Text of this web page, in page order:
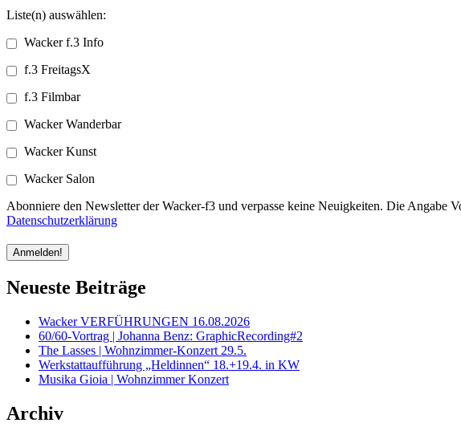
Liste(n) auswählen:
Wacker f.3 Info
f.3 FreitagsX
f.3 Filmbar
Wacker Wanderbar
Wacker Kunst
Wacker Salon
Abonniere den Newsletter der Wacker-f3 und verpasse keine Neuigkeiten. Die
Datenschutzerklärung
Neueste Beiträge
Wacker VERFÜHRUNGEN 16.08.2026
60/60-Vortrag | Johanna Benz: GraphicRecording#2
The Lasses | Wohnzimmer-Konzert 29.5.
Werkstattaufführung „Heldinnen“ 18.+19.4. in KW
Musika Gioia | Wohnzimmer Konzert
Archiv